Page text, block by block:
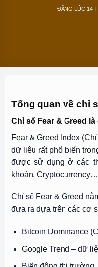
ĐĂNG LÚC 14
Tổng quan về chỉ
Chỉ số Fear & Greed là
Fear & Greed Index
dữ liệu rất phổ biến
được sử dụng ở các
khoán, Cryptocurrency…
Chỉ số Fear & Greed
đưa ra dựa trên các cơ
Bitcoin Dominance
Google Trend – dữ